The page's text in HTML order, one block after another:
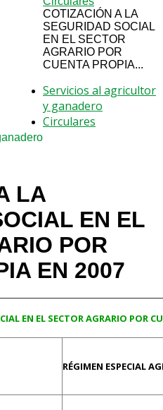
COTIZACIÓN A LA
SEGURIDAD SOCIAL
EN EL SECTOR
AGRARIO POR
CUENTA PROPIA...
Servicios al agricultor
y ganadero
Circulares
LA
EN EL
POR
EN 2007
EN EL SECTOR AGRARIO POR
RÉGIMEN ESPECIAL